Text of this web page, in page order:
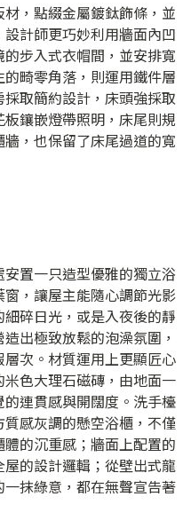
，點綴金屬鍍鈦飾條，並
計師更巧妙利用牆面內凹
步入式衣帽間，並安排寬
畸零角落，則運用鐵件層
取簡約設計，床頭強採取
鑲嵌燈帶照明，床尾則規
，也保留了床尾過道的寬
置一只造型優雅的獨立浴
，讓屋主能隨心調節光影
碎日光，或是入夜後的靜
出極致放鬆的泡澡氛圍，
次。材質運用上更顯匠心
色大理石磁磚，由地面一
連貫感與開闊度。洗手檯
感灰調的懸空浴櫃，不僅
的沉重感；牆面上配置的
的設計邏輯；從壁出式龍
抹綠意，都在無聲宣告著